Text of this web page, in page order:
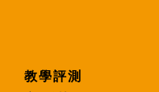
教學評測